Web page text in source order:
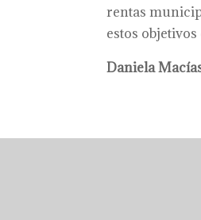
rentas
estos
Daniela